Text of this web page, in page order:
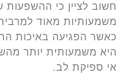
חשוב לציין כי ההשפעות
משמעותיות מאוד
כאשר הפגיעה באיכות
היא משמעותית יותר
אי ספיקת לב.